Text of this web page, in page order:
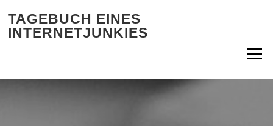
TAGEBUCH EINES
INTERNETJUNKIES
Menü